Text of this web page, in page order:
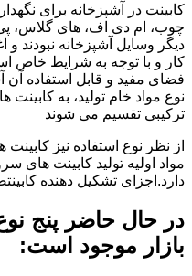
کابینت در آشپزخانه برای
چوب، ام دی اف، های گلاس،
دیگر وسایل آشپزخانه نبودند
کار و با توجه به شرایط خاص
فضای مفید و قابل استفاده
نوع مواد خام تولید، به
ترکیبی تقسیم می شوند
از نظر نوع استفاده نیز
مواد اولیه تولید کابینت
دارد.اجزای تشکیل دهنده
در حال حاضر پنج
بازار موجود است: